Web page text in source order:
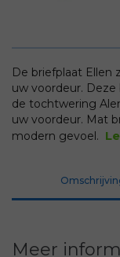
De briefplaat Ellen
uw voordeur.
de tochtwering
uw voordeur. Mat
modern gevoel.
Meer